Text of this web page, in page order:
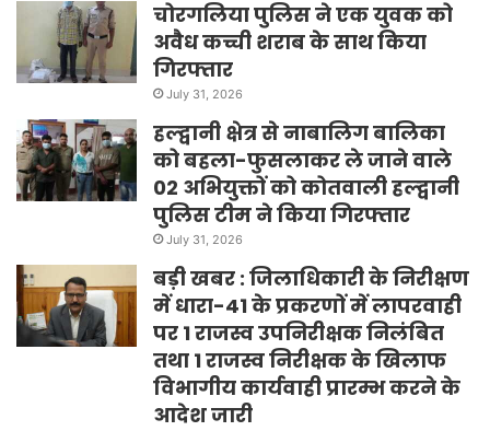
चोरगलिया पुलिस ने एक युवक को
अवैध कच्ची शराब के साथ किया
गिरफ्तार
July 31, 2026
हल्द्वानी क्षेत्र से नाबालिग बालिका
को बहला-फुसलाकर ले जाने वाले
02 अभियुक्तों को कोतवाली हल्द्वानी
पुलिस टीम ने किया गिरफ्तार
July 31, 2026
बड़ी खबर : जिलाधिकारी के निरीक्षण
में धारा-41 के प्रकरणों में लापरवाही
पर 1 राजस्व उपनिरीक्षक निलंबित
तथा 1 राजस्व निरीक्षक के खिलाफ
विभागीय कार्यवाही प्रारम्भ करने के
आदेश जारी